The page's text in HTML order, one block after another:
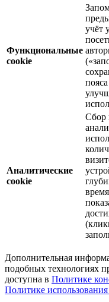
Функциональные
cookie
учёт
Аналитические
cookie
Сбор
Дополнительная
подобных технологиях
доступна в Политике
Политике